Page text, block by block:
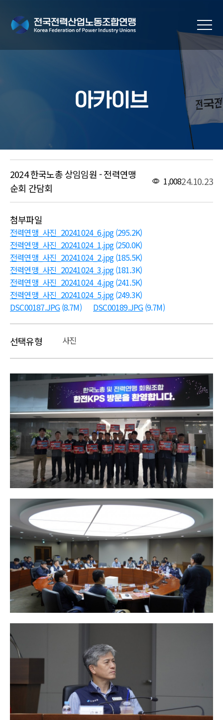
아카이브
2024 한국노총 상임임원 - 전력연맹
순회 간담회
1,00824.10.23
첨부파일
전력연맹_사진_20241024_6.jpg(295.2K)
전력연맹_사진_20241024_1.jpg(250.0K)
전력연맹_사진_20241024_2.jpg(185.5K)
전력연맹_사진_20241024_3.jpg(181.3K)
전력연맹_사진_20241024_4.jpg(241.5K)
전력연맹_사진_20241024_5.jpg(249.3K)
DSC00187.JPG(8.7M) DSC00189.JPG(9.7M)
선택유형 사진
본문